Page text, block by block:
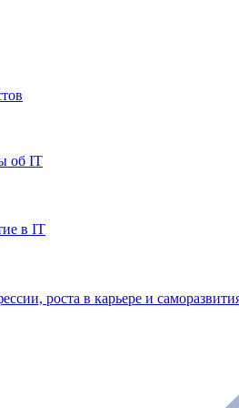
об IT
в IT
роста в карьере и